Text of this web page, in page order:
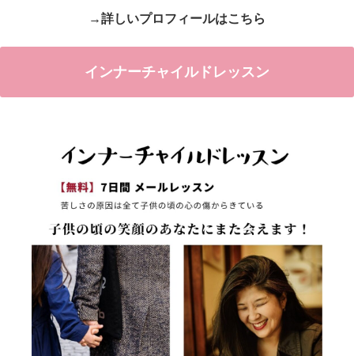
→詳しいプロフィールはこちら
インナーチャイルドレッスン